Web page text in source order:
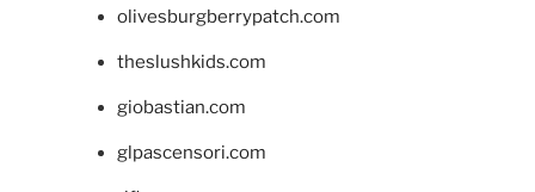
olivesburgberrypatch.com
theslushkids.com
giobastian.com
glpascensori.com